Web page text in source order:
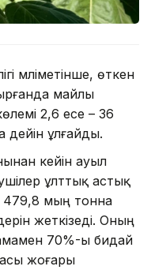
мәліметінше, өткен
майлы
2,6 есе – 36
ұлғайды.
кейін ауыл
ұлттық астық
479,8 мың тонна
жеткізеді. Оның
70%-ы бидай
жоғары